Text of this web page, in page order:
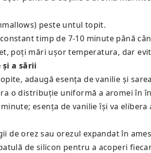
peste untul topit.
timp de 7-10 minute până
poți mări ușor temperatura, dar
și a sării
adaugă esența de vanilie și
o distribuție uniformă a aromei în
esența de vanilie își va
de orez sau orezul expandat în
de silicon pentru a acoperi